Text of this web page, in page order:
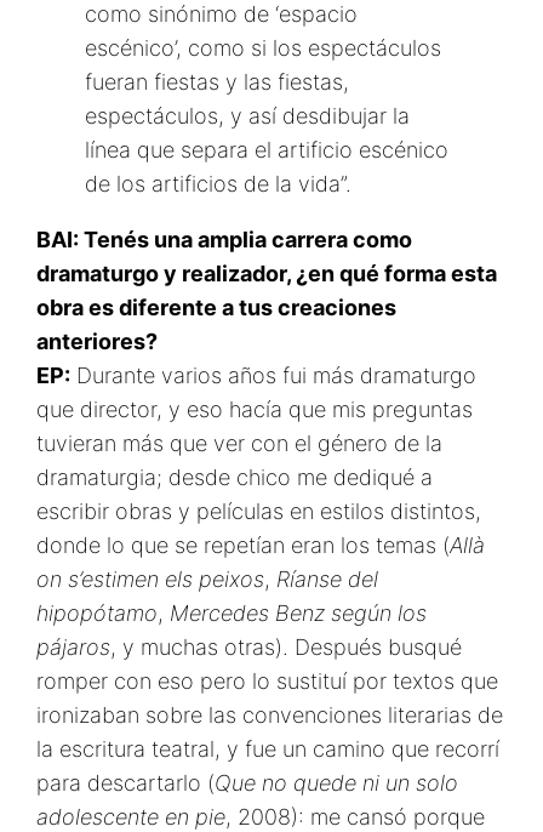
como sinónimo de ‘espacio
escénico’, como si los espectáculos
fueran fiestas y las fiestas,
espectáculos, y así desdibujar la
línea que separa el artificio escénico
de los artificios de la vida”.
BAI: Tenés una amplia carrera como
dramaturgo y realizador, ¿en qué forma esta
obra es diferente a tus creaciones
anteriores?
EP: Durante varios años fui más dramaturgo
que director, y eso hacía que mis preguntas
tuvieran más que ver con el género de la
dramaturgia; desde chico me dediqué a
escribir obras y películas en estilos distintos,
donde lo que se repetían eran los temas (Allà
on s’estimen els peixos, Ríanse del
hipopótamo, Mercedes Benz según los
pájaros, y muchas otras). Después busqué
romper con eso pero lo sustituí por textos que
ironizaban sobre las convenciones literarias de
la escritura teatral, y fue un camino que recorrí
para descartarlo (Que no quede ni un solo
adolescente en pie, 2008): me cansó porque